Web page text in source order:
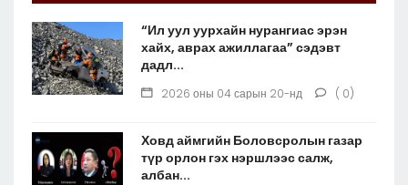
“Ил уул уурхайн нурангиас эрэн
хайх, аврах ажиллагаа” сэдэвт
дадл...
2026 оны 04 сарын 20-нд ( 0)
Ховд аймгийн Боловсролын газар
түр орлон гэх нэршлээс салж,
албан...